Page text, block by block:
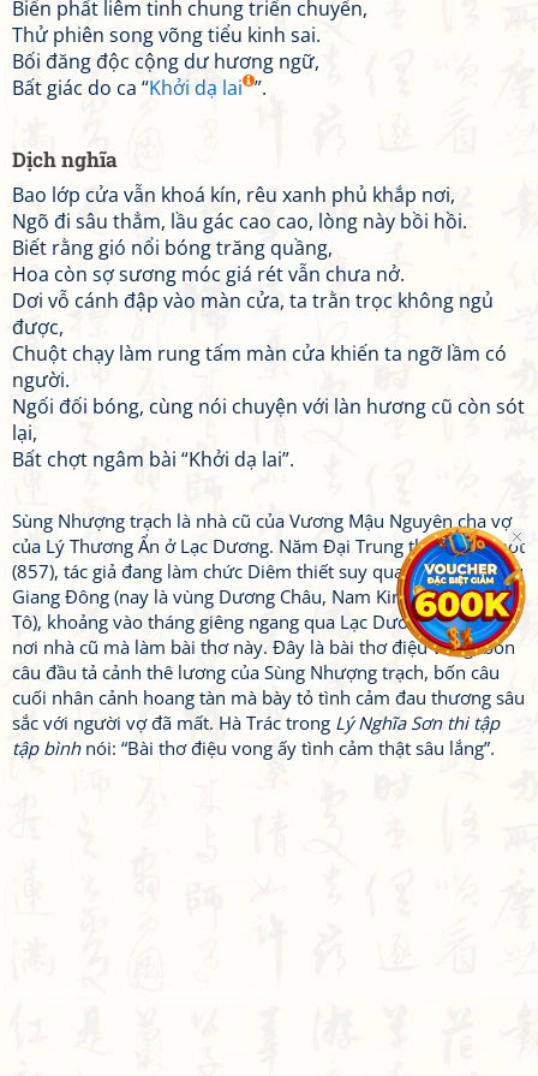
Biển phất liêm tinh chung triển chuyển,
Thử phiên song võng tiểu kinh sai.
Bối đăng độc cộng dư hương ngữ,
Bất giác do ca “Khởi dạ lai ”.
Dịch nghĩa
Bao lớp cửa vẫn khoá kín, rêu xanh phủ khắp nơi,
Ngõ đi sâu thẳm, lầu gác cao cao, lòng này bồi hồi.
Biết rằng gió nổi bóng trăng quầng,
Hoa còn sợ sương móc giá rét vẫn chưa nở.
Dơi vỗ cánh đập vào màn cửa, ta trằn trọc không ngủ
được,
Chuột chạy làm rung tấm màn cửa khiến ta ngỡ lầm có
người.
Ngối đối bóng, cùng nói chuyện với làn hương cũ còn sót
lại,
Bất chợt ngâm bài “Khởi dạ lai”.
Sùng Nhượng trạch là nhà cũ của Vương Mậu Nguyên cha vợ
của Lý Thương Ẩn ở Lạc Dương. Năm Đại Trung thứ mười một
(857), tác giả đang làm chức Diêm thiết suy quan, trong lúc du
Giang Đông (nay là vùng Dương Châu, Nam Kinh tỉnh Giang
Tô), khoảng vào tháng giêng ngang qua Lạc Dương, đêm ở lại
nơi nhà cũ mà làm bài thơ này. Đây là bài thơ điệu vong, bốn
câu đầu tả cảnh thê lương của Sùng Nhượng trạch, bốn câu
cuối nhân cảnh hoang tàn mà bày tỏ tình cảm đau thương sâu
sắc với người vợ đã mất. Hà Trác trong Lý Nghĩa Sơn thi tập
tập bìnhnói: “Bài thơ điệu vong ấy tình cảm thật sâu lắng”.